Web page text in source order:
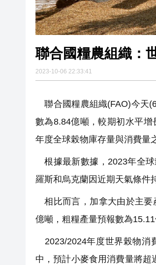
聯合國糧農組織：
2023-10-06 22:33:41
聯合國糧農組織(FAO)今天
數為8.84億噸，較期初水平
年度全球榖物庫存量與消費量
根據最新數據，2023年全球
羅斯和烏克蘭因近期天氣條件
相比而言，加拿大由於主要
億噸，粗糧產量預報數為
2023/2024年度世界榖物消
中，預計小麥食用消費量將